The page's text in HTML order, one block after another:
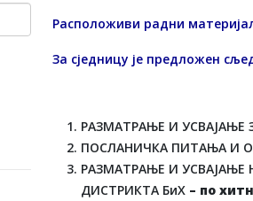
Расположиви радни
За сједницу је предложен
РАЗМАТРАЊЕ И УСВАЈАЊЕ
ПОСЛАНИЧКА ПИТАЊА И
РАЗМАТРАЊЕ И УСВАЈАЊЕ
ДИСТРИКТА БиХ – по